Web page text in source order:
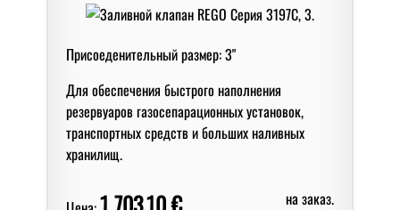
Присоеденительный размер: 3"
Для обеспечения быстрого наполнения
резервуаров газосепарационных установок,
транспортных средств и больших наливных
хранилищ.
1 703,10 € на заказ.